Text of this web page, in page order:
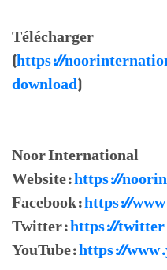
Télécharger
(https://
download)
Noor International
Website:https://
Facebook:https://
Twitter:https://
YouTube:https://